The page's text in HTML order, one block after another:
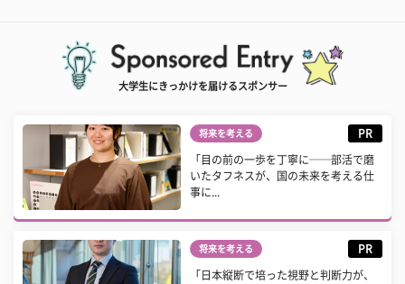
大学生にきっかけを届けるスポンサー
将来を考える PR
「目の前の一歩を丁寧に──部活で磨
いたタフネスが、国の未来を考える仕
事に...
将来を考える PR
「日本縦断で培った視野と判断力が、